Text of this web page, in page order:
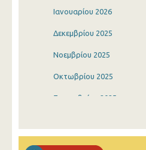
Ιανουαρίου 2026
Δεκεμβρίου 2025
Νοεμβρίου 2025
Οκτωβρίου 2025
Σεπτεμβρίου 2025